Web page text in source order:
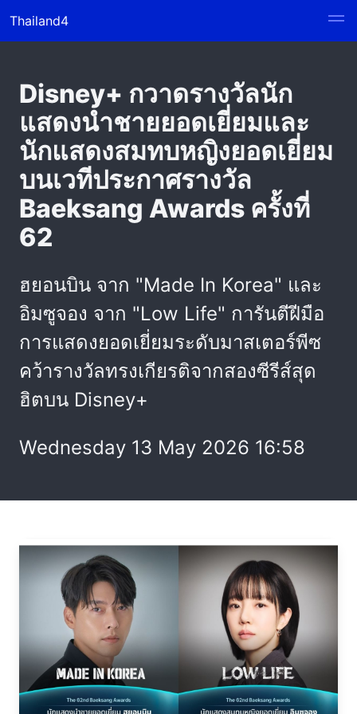
Thailand4
Disney+ กวาดรางวัลนัก
แสดงนำชายยอดเยี่ยมและ
นักแสดงสมทบหญิงยอดเยี่ยม
บนเวทีประกาศรางวัล
Baeksang Awards ครั้งที่
62
ฮยอนบิน จาก "Made In Korea" และ
อิมซูจอง จาก "Low Life" การันตีฝีมือ
การแสดงยอดเยี่ยมระดับมาสเตอร์พีซ
คว้ารางวัลทรงเกียรติจากสองซีรีส์สุด
ฮิตบน Disney+
Wednesday 13 May 2026 16:58